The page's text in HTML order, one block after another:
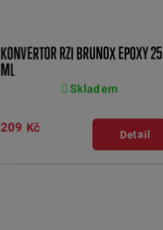
KONVERTOR RZI BRUNOX EPOXY 25
ML
Skladem
209 Kč Detail